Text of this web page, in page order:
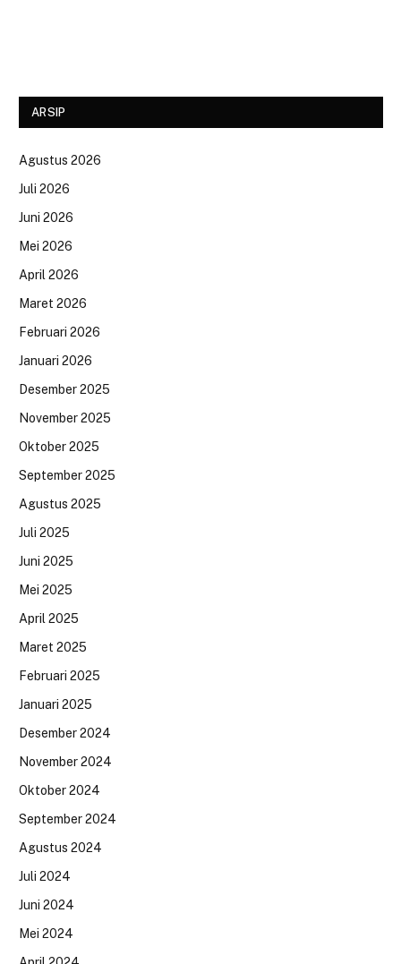
ARSIP
Agustus 2026
Juli 2026
Juni 2026
Mei 2026
April 2026
Maret 2026
Februari 2026
Januari 2026
Desember 2025
November 2025
Oktober 2025
September 2025
Agustus 2025
Juli 2025
Juni 2025
Mei 2025
April 2025
Maret 2025
Februari 2025
Januari 2025
Desember 2024
November 2024
Oktober 2024
September 2024
Agustus 2024
Juli 2024
Juni 2024
Mei 2024